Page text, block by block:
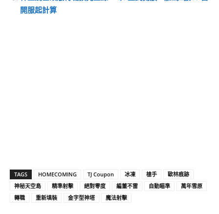
開服起計算
TAGS HOMECOMING TJ Coupon 冰凍 槍手
歐林痕跡
神秘天空島
精準射擊 絕對零度 編董不雷 自動瞄準
萬年雪原
轉職
重新填裝 金字型神塔 魔法射擊